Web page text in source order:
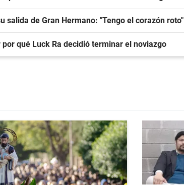
salida de Gran Hermano: "Tengo el corazón roto"
qué Luck Ra decidió terminar el noviazgo